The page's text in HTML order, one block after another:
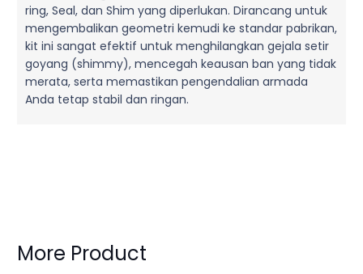
ring, Seal, dan Shim yang diperlukan. Dirancang untuk
mengembalikan geometri kemudi ke standar pabrikan,
kit ini sangat efektif untuk menghilangkan gejala setir
goyang (shimmy), mencegah keausan ban yang tidak
merata, serta memastikan pengendalian armada
Anda tetap stabil dan ringan.
More Product